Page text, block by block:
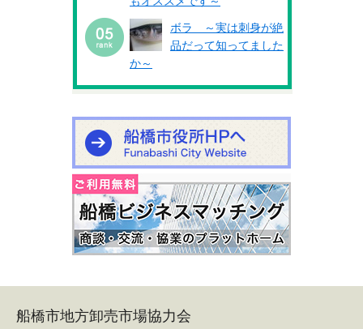
ボラ ～実は刺身が絶
品だって知ってました
か～
船橋市地方卸売市場協力会